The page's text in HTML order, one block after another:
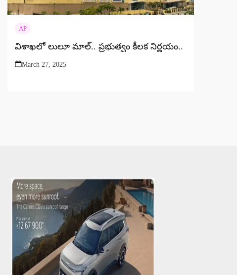
AP
విశాఖలో లులూ మాల్.. ప్రభుత్వం కీలక నిర్ణయం..
March 27, 2025